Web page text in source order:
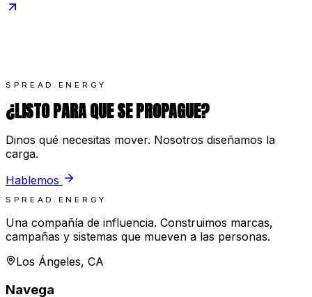
SPREAD.ENERGY
¿LISTO PARA QUE SE PROPAGUE?
Dinos qué necesitas mover. Nosotros diseñamos la
carga.
Hablemos
SPREAD.ENERGY
Una compañía de influencia. Construimos marcas,
campañas y sistemas que mueven a las personas.
Los Ángeles, CA
Navega